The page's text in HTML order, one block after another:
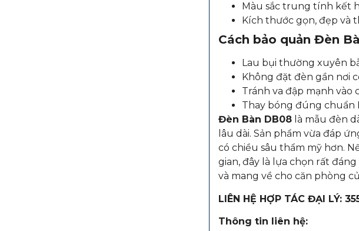
Màu sắc trung tính kết
Kích thước gọn, đẹp và
Cách bảo quản Đèn
Lau bụi thường xuyên
Không đặt đèn gần nơi
Tránh va đập mạnh vào
Thay bóng đúng chuẩn
Đèn Bàn DB08là mẫu đèn
lâu dài. Sản phẩm vừa đáp
có chiều sâu thẩm mỹ hơn.
gian, đây là lựa chọn rất
và mang về cho căn phòng
LIÊN HỆ HỢP TÁC ĐẠI LÝ:
Thông tin liên hệ: